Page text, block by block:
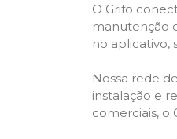
O Grifo
manutenção
no aplicativo,
Nossa rede de
instalação e
comerciais, o